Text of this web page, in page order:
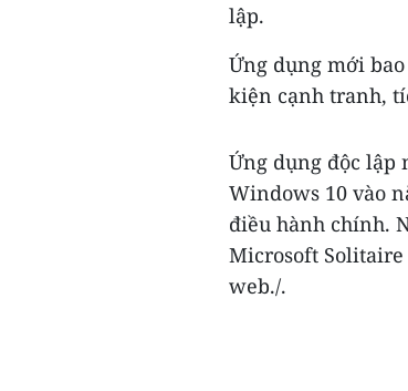
lập.
Ứng dụng mới
kiện cạnh tranh,
Ứng dụng độc lập
Windows 10 vào
điều hành chính.
Microsoft
web./.